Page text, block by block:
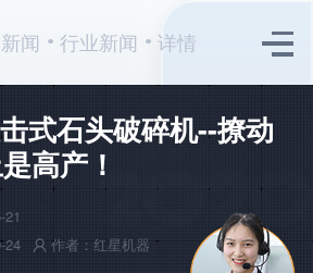
新闻 行业新闻 详情
式石头破碎机--撩动
高产！
24
作者：红星机器